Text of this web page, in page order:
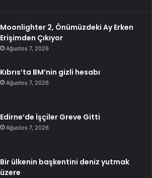
Moonlighter 2, Önümüzdeki Ay Erken
Erişimden Çıkıyor
Ağustos 7, 2026
Kıbrıs’ta BM’nin gizli hesabı
Ağustos 7, 2026
Edirne’de İşçiler Greve Gitti
Ağustos 7, 2026
Bir ülkenin başkentini deniz yutmak
üzere